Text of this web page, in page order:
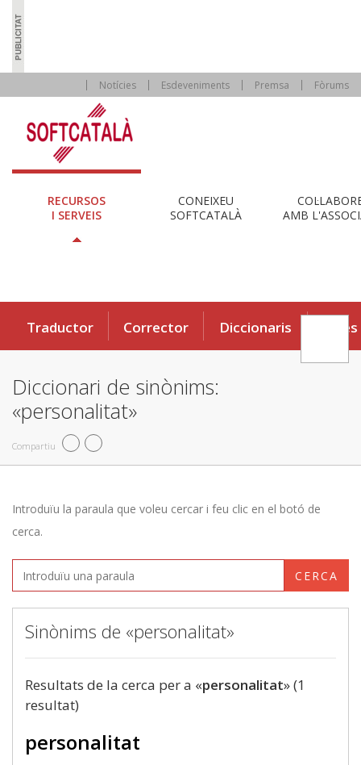
Notícies Esdeveniments Premsa Fòrums
RECURSOS
I SERVEIS
CONEIXEU
SOFTCATALÀ
AMB
Traductor Corrector Diccionaris Eines
Diccionari de sinònims:
«personalitat»
Compartiu
Introduïu la paraula que voleu cercar i feu clic en el botó de
cerca.
CERCA
Sinònims de «personalitat»
Resultats de la cerca per a «personalitat» (1
resultat)
personalitat